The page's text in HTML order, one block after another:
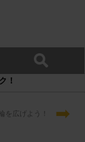
！
を広げよう！ ➡